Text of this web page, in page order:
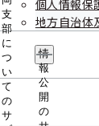
支
部
に
つ
い
て
の
サ
個人情報保
地方自治体
情
報
公
開
の